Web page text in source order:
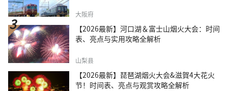
大阪府
【2026最新】河口湖＆富士山烟火大会：时间
表、亮点与实用攻略全解析
山梨县
【2026最新】琵琶湖烟火大会&滋賀4大花火
节！时间表、亮点与观赏攻略全解析